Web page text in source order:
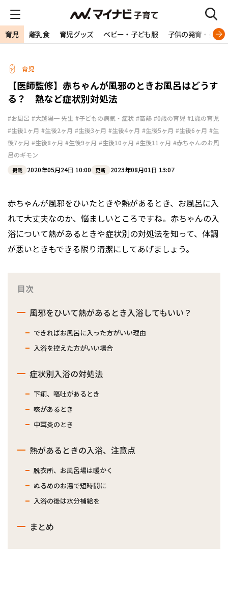
育児 離乳食 育児グッズ ベビー・子ども服 子供の発育・発達
育児
【医師監修】赤ちゃんが風邪のときお風呂はどうす
る？ 熱など症状別対処法
#お風呂 #大越陽一 先生 #子どもの病気・症状 #高熱 #0歳の育児 #1歳の育児
#生後1ヶ月 #生後2ヶ月 #生後3ヶ月 #生後4ヶ月 #生後5ヶ月 #生後6ヶ月 #生
後7ヶ月 #生後8ヶ月 #生後9ヶ月 #生後10ヶ月 #生後11ヶ月 #赤ちゃんのお風
呂のギモン
掲載 2020年05月24日 10:00 更新 2023年08月01日 13:07
赤ちゃんが風邪をひいたときや熱があるとき、お風呂に入
れて大丈夫なのか、悩ましいところですね。赤ちゃんの入
浴について熱があるときや症状別の対処法を知って、体調
が悪いときもできる限り清潔にしてあげましょう。
目次
風邪をひいて熱があるとき入浴してもいい？
できればお風呂に入った方がいい理由
入浴を控えた方がいい場合
症状別入浴の対処法
下痢、嘔吐があるとき
咳があるとき
中耳炎のとき
熱があるときの入浴、注意点
脱衣所、お風呂場は暖かく
ぬるめのお湯で短時間に
入浴の後は水分補給を
まとめ